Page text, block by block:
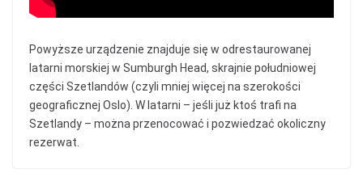
Powyższe urządzenie znajduje się w odrestaurowanej
latarni morskiej w Sumburgh Head, skrajnie południowej
części Szetlandów (czyli mniej więcej na szerokości
geograficznej Oslo). W latarni – jeśli już ktoś trafi na
Szetlandy – można przenocować i pozwiedzać okoliczny
rezerwat.